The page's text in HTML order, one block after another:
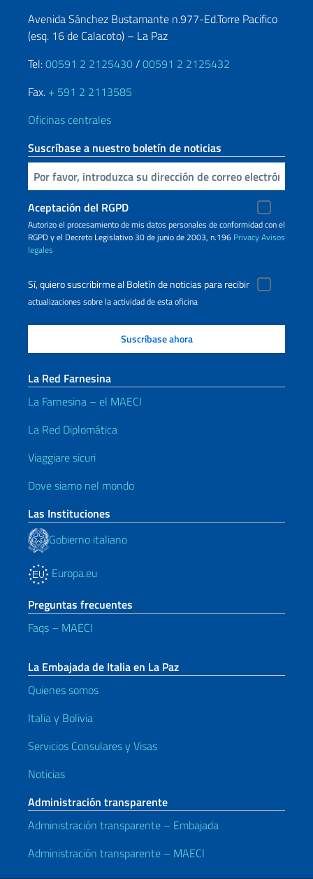
Avenida Sánchez Bustamante n.977-Ed.Torre Pacifico
(esq. 16 de Calacoto) – La Paz
Tel:00591 2 2125430/00591 2 2125432
Fax. + 591 2 2113585
Oficinas centrales
Suscríbase a nuestro boletín de noticias
Inserta tu correo electronico
Aceptación del RGPD
Autorizo ​​el procesamiento de mis datos personales de conformidad con el
RGPD y el Decreto Legislativo 30 de junio de 2003, n.196 PrivacyAvisos
legales
Sí, quiero suscribirme al Boletín de noticias para recibir
actualizaciones sobre la actividad de esta oficina
La Red Farnesina
La Farnesina – el MAECI
La Red Diplomática
Viaggiare sicuri
Dove siamo nel mondo
Las Instituciones
Gobierno italiano
Europa.eu
Preguntas frecuentes
Faqs – MAECI
La Embajada de Italia en La Paz
Quienes somos
Italia y Bolivia
Servicios Consulares y Visas
Noticias
Administración transparente
Administración transparente – Embajada
Administración transparente – MAECI